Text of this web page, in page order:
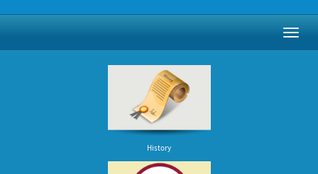
History